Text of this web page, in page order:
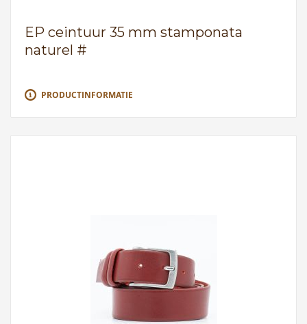
EP ceintuur 35 mm stamponata
naturel #
PRODUCTINFORMATIE